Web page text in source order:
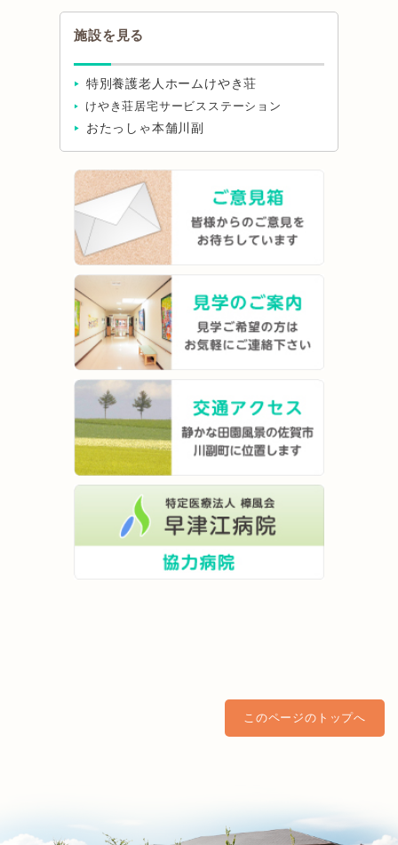
施設を見る
特別養護老人ホームけやき荘
けやき荘居宅サービスステーション
おたっしゃ本舗川副
このページのトップへ